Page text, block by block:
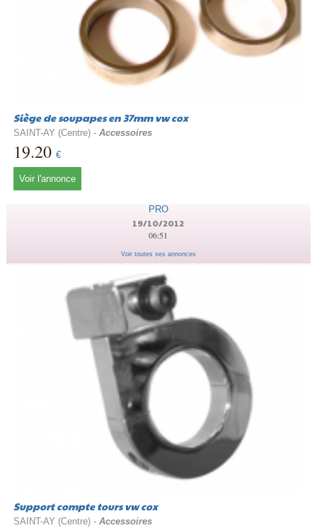
Siège de soupapes en 37mm vw cox
SAINT-AY (Centre) - Accessoires
19.20 €
Voir l'annonce
PRO
19/10/2012
06:51
Voir toutes ses annonces
Support compte tours vw cox
SAINT-AY (Centre) - Accessoires